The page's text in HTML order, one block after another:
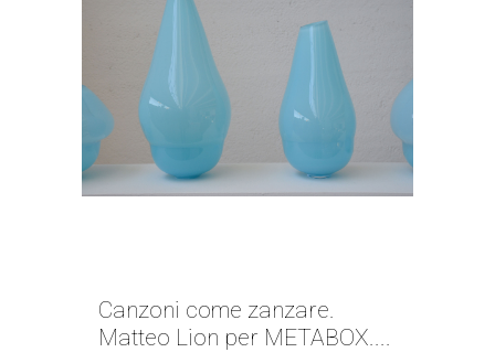
Canzoni come zanzare.
Matteo Lion per METABOX....